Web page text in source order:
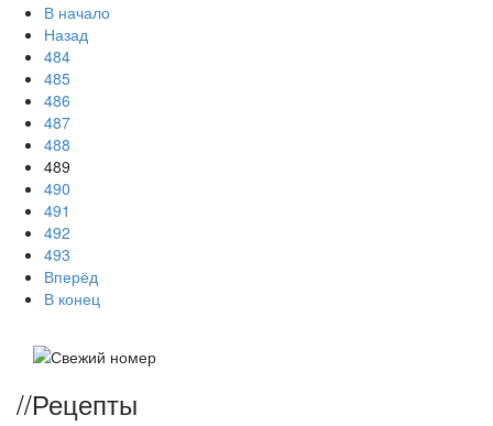
В начало
Назад
484
485
486
487
488
489
490
491
492
493
Вперёд
В конец
//Рецепты